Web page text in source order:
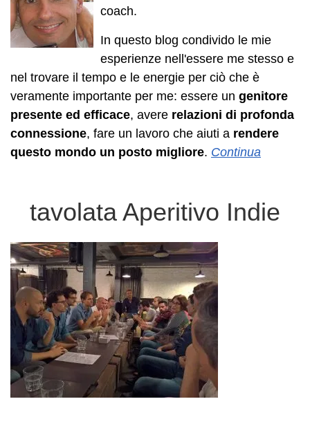
coach.
In questo blog condivido le mie
esperienze nell'essere me stesso e
nel trovare il tempo e le energie per ciò che è
veramente importante per me: essere un genitore
presente ed efficace, avere relazioni di profonda
connessione, fare un lavoro che aiuti a rendere
questo mondo un posto migliore. Continua
tavolata Aperitivo Indie